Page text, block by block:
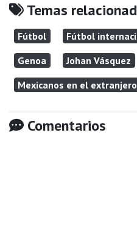
Temas
Fútbol Fútbol
Genoa
Johan Vásquez
Mexicanos en el extranjero
Comentarios